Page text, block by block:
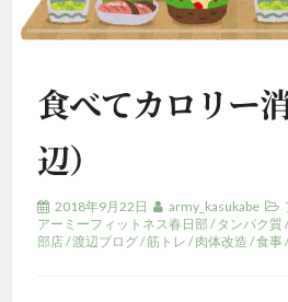
食べてカロリー
辺）
2018年9月22日 army_kasukabe
アーミーフィットネス春日部/ タンパク質
部店/渡辺ブログ/筋トレ /肉体改造 /食事